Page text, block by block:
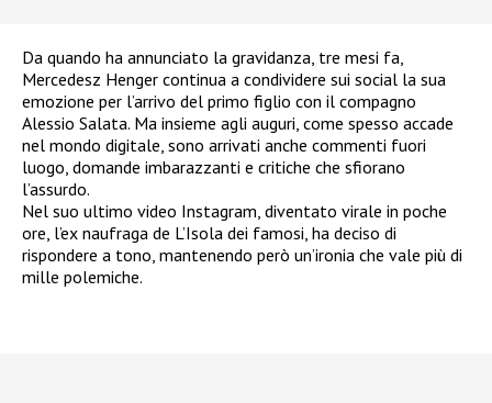
Da quando ha annunciato la gravidanza, tre mesi fa,
Mercedesz Henger continua a condividere sui social la sua
emozione per l’arrivo del primo figlio con il compagno
Alessio Salata. Ma insieme agli auguri, come spesso accade
nel mondo digitale, sono arrivati anche commenti fuori
luogo, domande imbarazzanti e critiche che sfiorano
l’assurdo.
Nel suo ultimo video Instagram, diventato virale in poche
ore, l’ex naufraga de L’Isola dei famosi, ha deciso di
rispondere a tono, mantenendo però un’ironia che vale più di
mille polemiche.